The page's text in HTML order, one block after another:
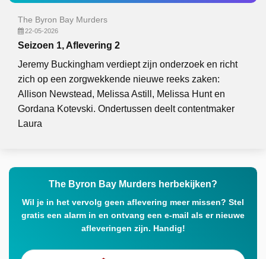
The Byron Bay Murders
22-05-2026
Seizoen 1, Aflevering 2
Jeremy Buckingham verdiept zijn onderzoek en richt
zich op een zorgwekkende nieuwe reeks zaken:
Allison Newstead, Melissa Astill, Melissa Hunt en
Gordana Kotevski. Ondertussen deelt contentmaker
Laura
The Byron Bay Murders herbekijken?
Wil je in het vervolg geen aflevering meer missen? Stel
gratis een alarm in en ontvang een e-mail als er nieuwe
afleveringen zijn. Handig!